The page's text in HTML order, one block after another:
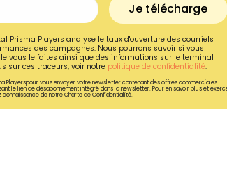
Je télécharge
Prisma Players analyse le taux d'ouverture des courriels
des campagnes. Nous pourrons savoir si vous
vous le faites ainsi que des informations sur le terminal
sur ces traceurs, voir notre politique de confidentialité.
Playerspour vous envoyer votre newsletter contenant des offres commerciales
le lien de désabonnement intégré dans la newsletter. Pour en savoir plus et
connaissance de notreCharte de Confidentialité.